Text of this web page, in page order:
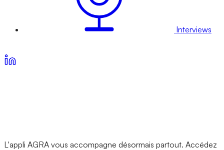
Interviews
L'appli AGRA vous accompagne désormais partout. Accédez